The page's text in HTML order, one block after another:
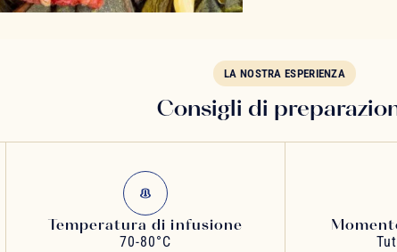
LA NOSTRA ESPERIENZA
Consigli di
Temperatura di infusione
70-80°C